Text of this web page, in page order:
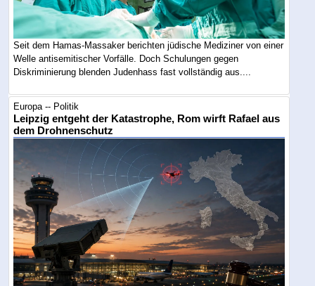
Seit dem Hamas-Massaker berichten jüdische Mediziner von einer
Welle antisemitischer Vorfälle. Doch Schulungen gegen
Diskriminierung blenden Judenhass fast vollständig aus....
Europa -- Politik
Leipzig entgeht der Katastrophe, Rom wirft Rafael aus
dem Drohnenschutz